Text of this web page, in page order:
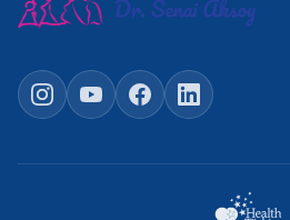
InstagramYouTubeFacebookLinkedIn